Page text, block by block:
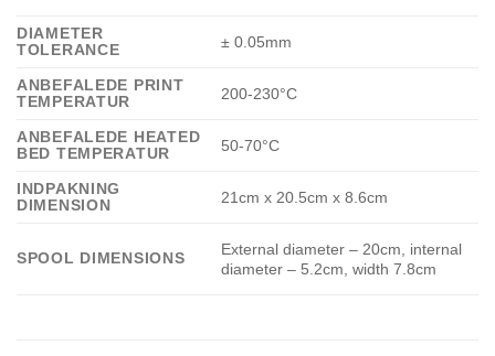
DIAMETER
TOLERANCE
± 0.05mm
ANBEFALEDE PRINT
TEMPERATUR
200-230°C
ANBEFALEDE HEATED
BED TEMPERATUR
50-70°C
INDPAKNING
DIMENSION
21cm x 20.5cm x 8.6cm
SPOOL DIMENSIONS
External diameter – 20cm, internal
diameter – 5.2cm, width 7.8cm